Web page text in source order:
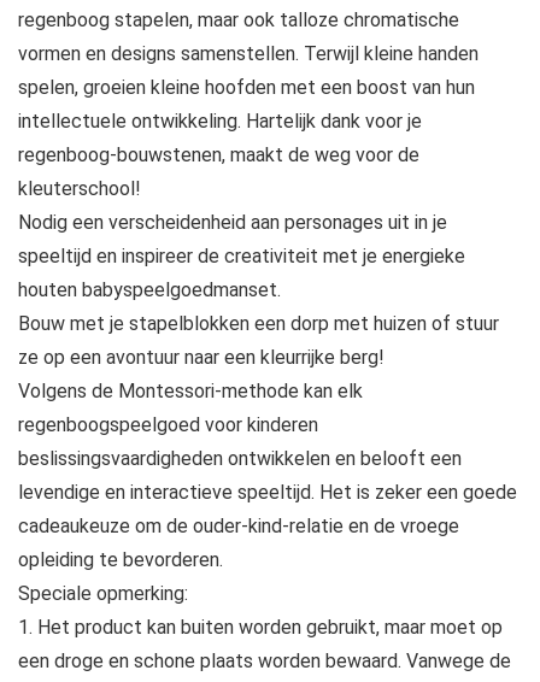
regenboog stapelen, maar ook talloze chromatische
vormen en designs samenstellen. Terwijl kleine handen
spelen, groeien kleine hoofden met een boost van hun
intellectuele ontwikkeling. Hartelijk dank voor je
regenboog-bouwstenen, maakt de weg voor de
kleuterschool!
Nodig een verscheidenheid aan personages uit in je
speeltijd en inspireer de creativiteit met je energieke
houten babyspeelgoedmanset.
Bouw met je stapelblokken een dorp met huizen of stuur
ze op een avontuur naar een kleurrijke berg!
Volgens de Montessori-methode kan elk
regenboogspeelgoed voor kinderen
beslissingsvaardigheden ontwikkelen en belooft een
levendige en interactieve speeltijd. Het is zeker een goede
cadeaukeuze om de ouder-kind-relatie en de vroege
opleiding te bevorderen.
Speciale opmerking:
1. Het product kan buiten worden gebruikt, maar moet op
een droge en schone plaats worden bewaard. Vanwege de